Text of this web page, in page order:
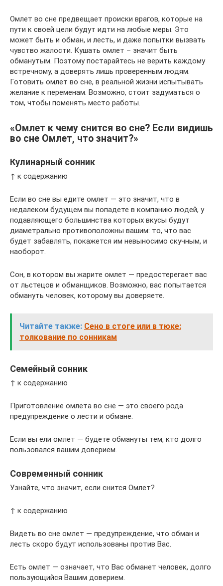
Омлет во сне предвещает происки врагов, которые на
пути к своей цели будут идти на любые меры. Это
может быть и обман, и лесть, и даже попытки вызвать
чувство жалости. Кушать омлет – значит быть
обманутым. Поэтому постарайтесь не верить каждому
встречному, а доверять лишь проверенным людям.
Готовить омлет во сне, в реальной жизни испытывать
желание к переменам. Возможно, стоит задуматься о
том, чтобы поменять место работы.
«Омлет к чему снится во сне? Если видишь
во сне Омлет, что значит?»
Кулинарный сонник
↑ к содержанию
Если во сне вы едите омлет — это значит, что в
недалеком будущем вы попадете в компанию людей, у
подавляющего большинства которых вкусы будут
диаметрально противоположны вашим: то, что вас
будет забавлять, покажется им невыносимо скучным, и
наоборот.
Сон, в котором вы жарите омлет — предостерегает вас
от льстецов и обманщиков. Возможно, вас попытается
обмануть человек, которому вы доверяете.
Читайте также: Сено в стоге или в тюке:
толкование по сонникам
Семейный сонник
↑ к содержанию
Приготовление омлета во сне — это своего рода
предупреждение о лести и обмане.
Если вы ели омлет — будете обмануты тем, кто долго
пользовался вашим доверием.
Современный сонник
Узнайте, что значит, если снится Омлет?
↑ к содержанию
Видеть во сне омлет — предупреждение, что обман и
лесть скоро будут использованы против Вас.
Есть омлет — означает, что Вас обманет человек, долго
пользующийся Вашим доверием.